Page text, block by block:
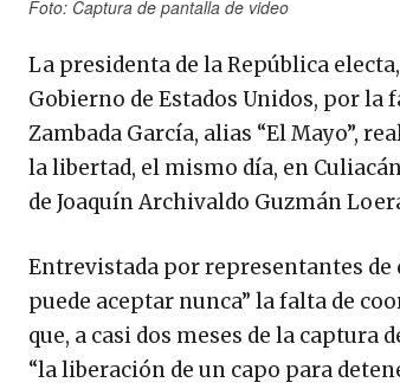
Foto: Captura de pantalla de video
La presidenta de la República
Gobierno de Estados Unidos, por
Zambada García, alias “El Mayo”,
la libertad, el mismo día, en
de Joaquín Archivaldo Guzmán
Entrevistada por representantes de
puede aceptar nunca” la falta de
que, a casi dos meses de la captura
“la liberación de un capo para